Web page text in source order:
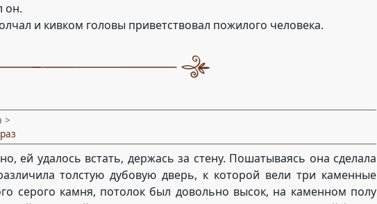
он.
и кивком головы приветствовал пожилого человека.
>
ей удалось встать, держась за стену. Пошатываясь она сделала
толстую дубовую дверь, к которой вели три каменные
серого камня, потолок был довольно высок, на каменном полу